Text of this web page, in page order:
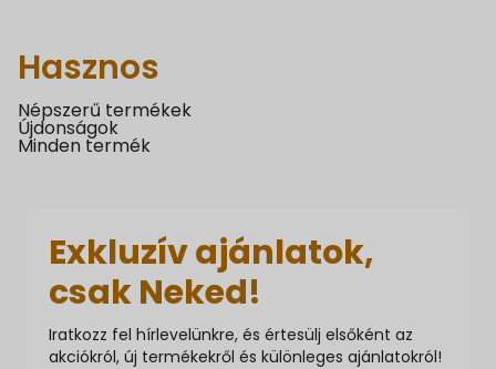
Hasznos
Népszerű termékek
Újdonságok
Minden termék
Exkluzív ajánlatok,
csak Neked!
Iratkozz fel hírlevelünkre, és értesülj elsőként az
akciókról, új termékekről és különleges ajánlatokról!